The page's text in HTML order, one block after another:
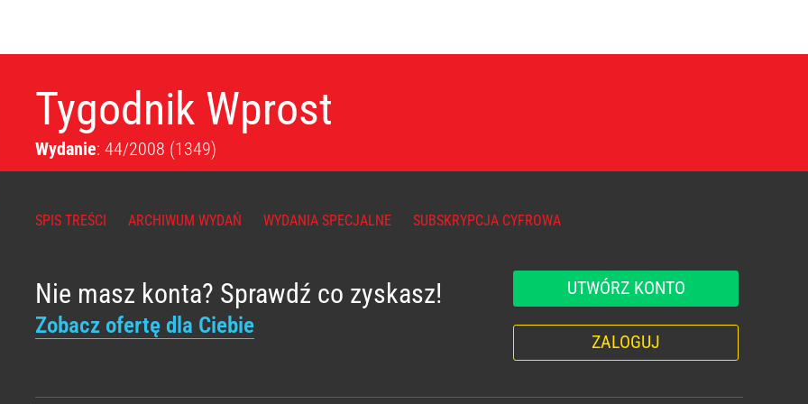
Tygodnik Wprost
Wydanie: 44/2008 (1349)
SPIS TREŚCI ARCHIWUM WYDAŃ WYDANIA SPECJALNE SUBSKRYPCJA CYFROWA
Nie masz konta? Sprawdź co zyskasz!
Zobacz ofertę dla Ciebie
UTWÓRZ KONTO
ZALOGUJ